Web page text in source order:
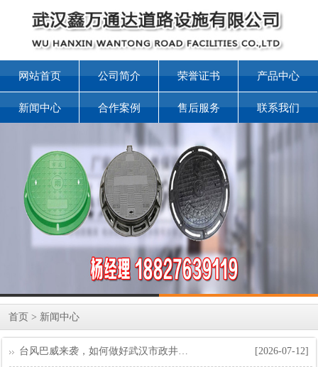
网站首页 公司简介 荣誉证书 产品中心
新闻中心 合作案例 售后服务 联系我们
首页 > 新闻中心
台风巴威来袭，如何做好武汉市政井盖的防护工作？ [2026-07-12]